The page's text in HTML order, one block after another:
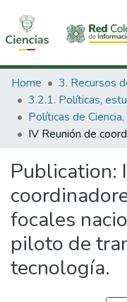
Communities &
All of DSpace
Statistics
Home
Publication:
focales
piloto de
tecnología.